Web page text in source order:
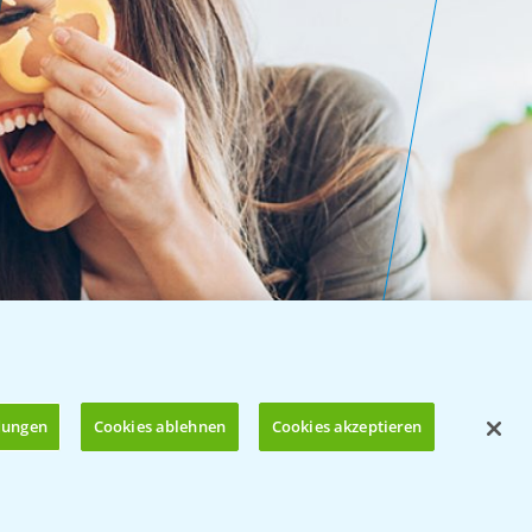
Cookies ablehnen Cookies akzeptieren